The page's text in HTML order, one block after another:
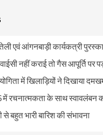
एवं आंगनबाड़ी कार्यकत्री
नहीं कराई तो गैस आपूर्ति पर
में खिलाड़ियों ने दिखाया
में रचनात्मकता के साथ स्वावलंबन
से बहुत भारी बारिश की संभावना